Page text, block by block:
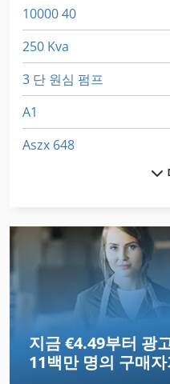
10000 40
250 Kva
3 단 원심 펌프
A1
Aszx 648
Gastl Rg 200
Hsc 20 Linear
Nc 선반
Ng 200
Tp 201
지금 €4.49부터 광
11백만 명의 구매자